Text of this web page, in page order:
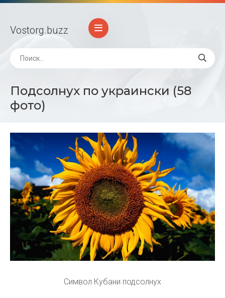
Vostorg.buzz
Подсолнух по украински (58
фото)
Символ Кубани подсолнух